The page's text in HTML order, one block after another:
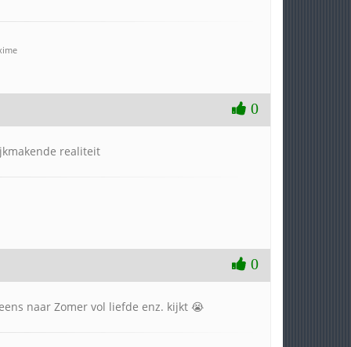
0
realiteit
0
naar Zomer vol liefde enz. kijkt 😭